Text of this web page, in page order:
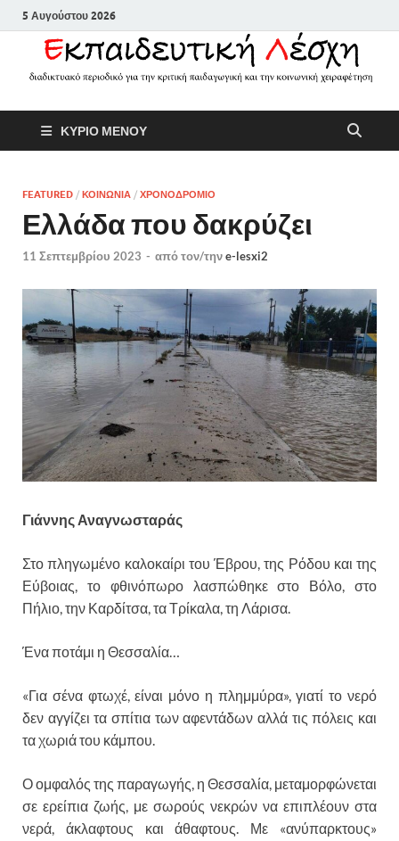
5 Αυγούστου 2026
κριτική παιδαγωγική και την
κοινωνική χειραφέτηση
ΚΥΡΙΟ ΜΕΝΟΥ
FEATURED / ΚΟΙΝΩΝΙΑ / ΧΡΟΝΟΔΡΟΜΙΟ
Ελλάδα που δακρύζει
11 Σεπτεμβρίου 2023 - από τον/τηνe-lesxi2
Γιάννης Αναγνωσταράς
Στο πληγωμένο καλοκαίρι του Έβρου, της Ρόδου και της
Εύβοιας, το φθινόπωρο λασπώθηκε στο Βόλο, στο
Πήλιο, την Καρδίτσα, τα Τρίκαλα, τη Λάρισα.
Ένα ποτάμι η Θεσσαλία…
«Για σένα φτωχέ, είναι μόνο η πλημμύρα», γιατί το νερό
δεν αγγίζει τα σπίτια των αφεντάδων αλλά τις πόλεις και
τα χωριά του κάμπου.
Ο ομφαλός της παραγωγής, η Θεσσαλία, μεταμορφώνεται
σε ερείπια ζωής, με σωρούς νεκρών να επιπλέουν στα
νερά, άκλαφτους και άθαφτους. Με «ανύπαρκτους»